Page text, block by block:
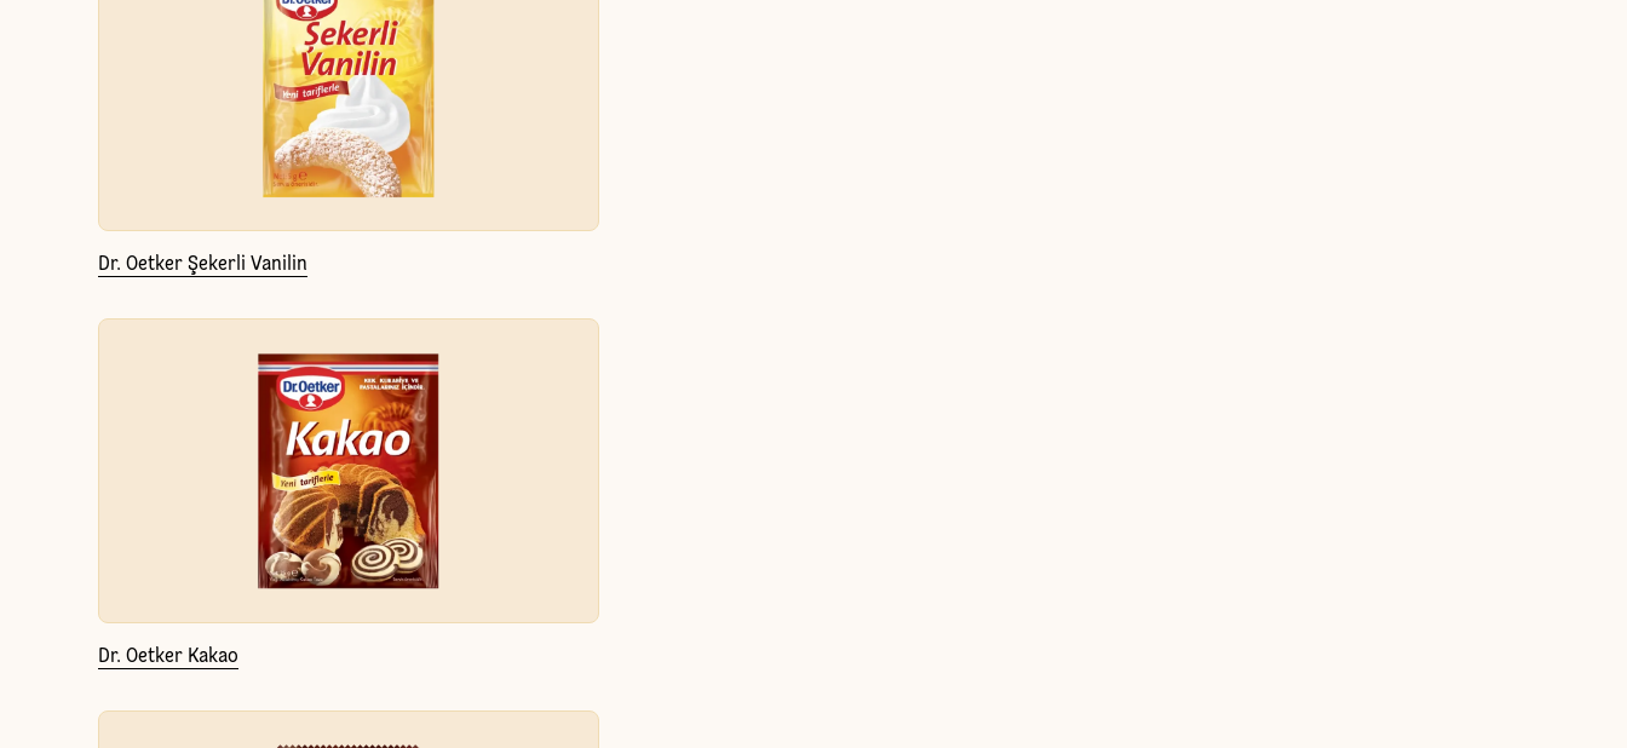
Dr. Oetker Şekerli Vanilin
Dr. Oetker Kakao